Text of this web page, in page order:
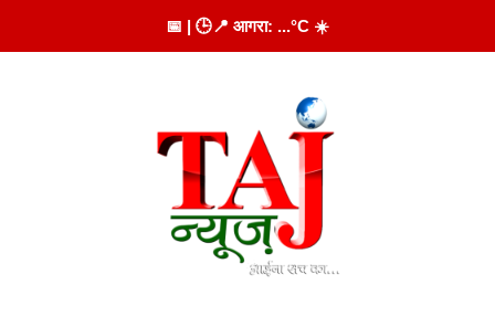
to
📅 | 🕒📍 आगरा: ...°C ☀️